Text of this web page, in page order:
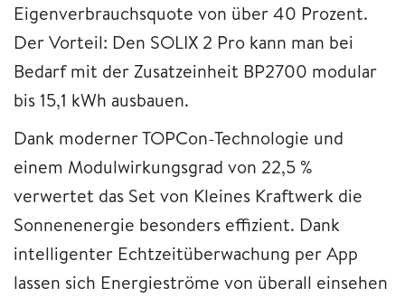
Eigenverbrauchsquote von über 40 Prozent.
Der Vorteil: Den SOLIX 2 Pro kann man bei
Bedarf mit der Zusatzeinheit BP2700 modular
bis 15,1 kWh ausbauen.
Dank moderner TOPCon-Technologie und
einem Modulwirkungsgrad von 22,5 %
verwertet das Set von Kleines Kraftwerk die
Sonnenenergie besonders effizient. Dank
intelligenter Echtzeitüberwachung per App
lassen sich Energieströme von überall einsehen